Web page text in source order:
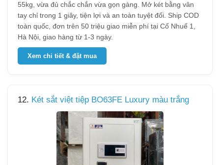
55kg, vừa đủ chắc chắn vừa gọn gàng. Mở két bằng vân
tay chỉ trong 1 giây, tiện lợi và an toàn tuyệt đối. Ship COD
toàn quốc, đơn trên 50 triệu giao miễn phí tại Cổ Nhuế 1,
Hà Nội, giao hàng từ 1-3 ngày.
Xem chi tiết & đặt mua
12. Két sắt việt tiệp BO63FE Luxury màu trắng